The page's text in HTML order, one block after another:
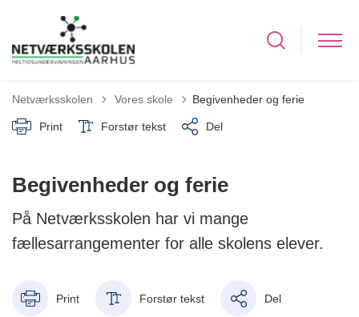
Netværksskolen Tilbage til
Vores skole Begivenheder og ferie
Print Forstør tekst Del
Begivenheder og ferie
På Netværksskolen har vi mange
fællesarrangementer for alle skolens elever.
Print Forstør tekst Del